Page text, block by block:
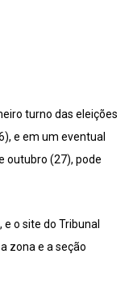
turno das eleições
e em um eventual
outubro (27), pode
o site do Tribunal
zona e a seção